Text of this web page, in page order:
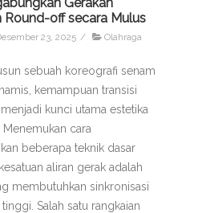
Round-off secara Mulus
23, 2025 / Olahraga
sebuah koreografi senam
kemampuan transisi
kunci utama estetika
cara
beberapa teknik dasar
aliran gerak adalah
membutuhkan sinkronisasi
Salah satu rangkaian